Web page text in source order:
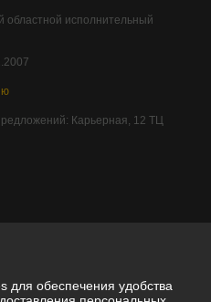
областной исполнительный
Карьерная, 12 ТЦ
обеспечения удобства